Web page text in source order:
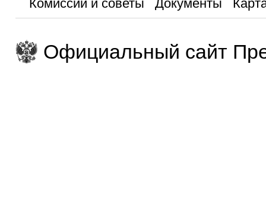
Комиссии и советы
Документы
Официальный сайт